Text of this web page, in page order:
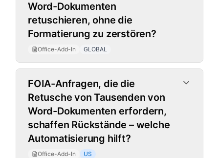
Word-Dokumenten
retuschieren, ohne die
Formatierung zu zerstören?
Office-Add-In GLOBAL
FOIA-Anfragen, die die
Retusche von Tausenden von
Word-Dokumenten erfordern,
schaffen Rückstände – welche
Automatisierung hilft?
Office-Add-In US